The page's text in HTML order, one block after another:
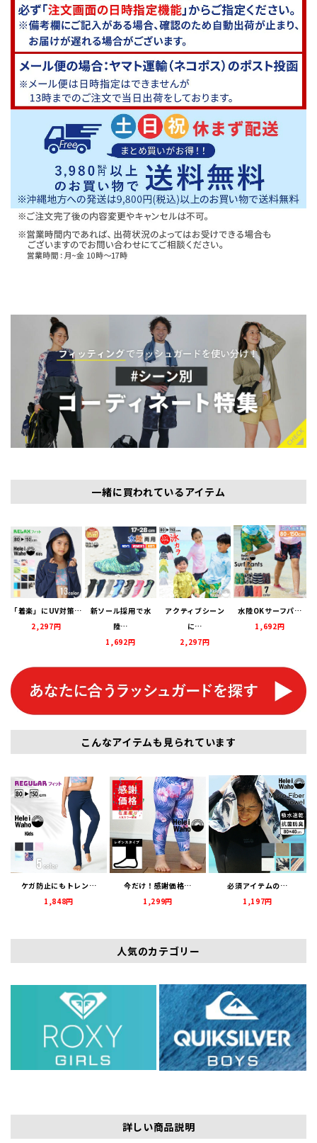
一緒に買われているアイテム
「着楽」にUV対策…
2,297円
新ソール採用で水
陸…
1,692円
アクティブシーン
に…
2,297円
水陸OKサーフパ…
1,692円
こんなアイテムも見られています
ケガ防止にもトレン…
1,848円
今だけ！感謝価格…
1,299円
必須アイテムの…
1,197円
人気のカテゴリー
詳しい商品説明